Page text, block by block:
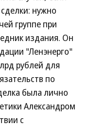
нужно
группе при
издания. Он
"Ленэнерго"
рублей для
по
была лично
Александром
с